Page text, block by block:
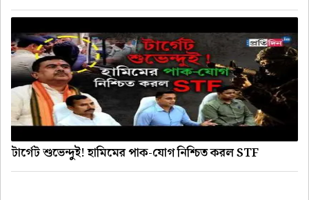
টার্গেট শুভেন্দুই! হামিমের পাক-যোগ নিশ্চিত করল STF